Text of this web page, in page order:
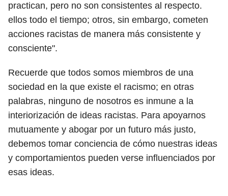
practican, pero no son consistentes al respecto.
ellos todo el tiempo; otros, sin embargo, cometen
acciones racistas de manera más consistente y
consciente".
Recuerde que todos somos miembros de una
sociedad en la que existe el racismo; en otras
palabras, ninguno de nosotros es inmune a la
interiorización de ideas racistas. Para apoyarnos
mutuamente y abogar por un futuro más justo,
debemos tomar conciencia de cómo nuestras ideas
y comportamientos pueden verse influenciados por
esas ideas.